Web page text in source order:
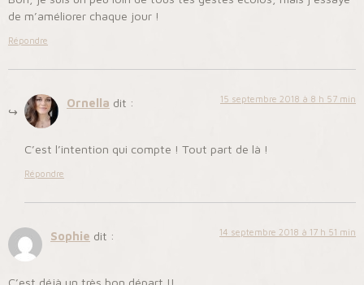
de m’améliorer chaque jour !
Répondre
Ornella dit : 15 septembre 2018 à 8 h 57 min
C’est l’intention qui compte ! Tout part de là !
Répondre
Sophie dit : 14 septembre 2018 à 17 h 51 min
C’est déjà un très bon départ !!